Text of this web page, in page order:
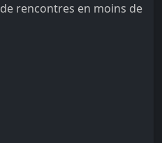
rencontres en moins de